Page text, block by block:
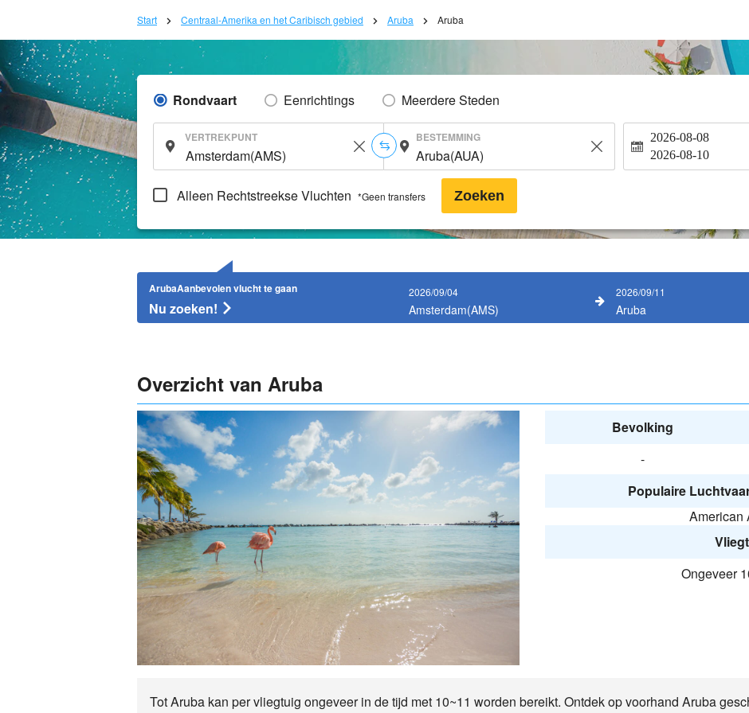
Start Centraal-Amerika en het Caribisch gebied Aruba Aruba
Rondvaart Eenrichtings Meerdere Steden
VERTREKPUNT BESTEMMING 2026-08-08
2026-08-10
Alleen Rechtstreekse Vluchten *Geen transfers Zoeken
ArubaAanbevolen vlucht te gaan
Nu zoeken!
2026/09/04
Amsterdam(AMS)
2026/09/11
Aruba
Overzicht van Aruba
Bevolking
-
Populaire
American
Ongeveer
Tot Aruba kan per vliegtuig ongeveer in de tijd met 10~11 worden bereikt. Ontdek op voorhand Aruba